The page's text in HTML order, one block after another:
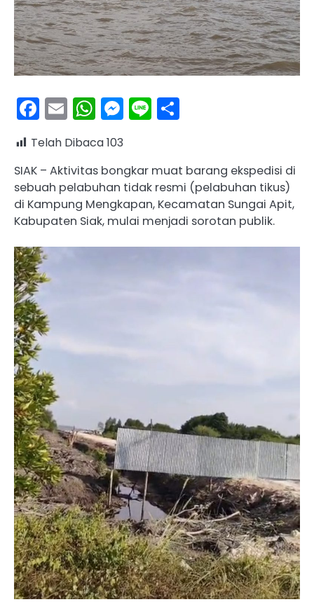
Facebook
EmailWhatsApp
Messenger
Line
Telah Dibaca103
SIAK – Aktivitas bongkar muat barang ekspedisi di
sebuah pelabuhan tidak resmi (pelabuhan tikus)
di Kampung Mengkapan, Kecamatan Sungai Apit,
Kabupaten Siak, mulai menjadi sorotan publik.